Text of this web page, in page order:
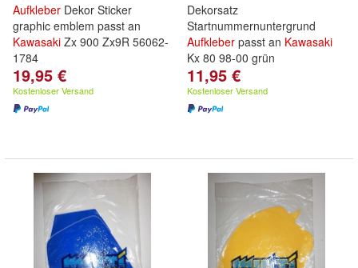
Aufkleber Dekor Sticker
graphic emblem passt an
Kawasaki Zx 900 Zx9R 56062-
1784
19,95 €
Kostenloser Versand
Dekorsatz
Startnummernuntergrund
Aufkleber passt an Kawasaki
Kx 80 98-00 grün
11,95 €
Kostenloser Versand